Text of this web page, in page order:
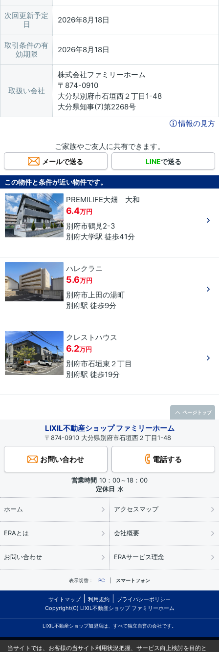
次回更新予定
日
2026年8月18日
取引条件の有
効期限
2026年8月18日
取扱い会社
株式会社ファミリーホーム
〒874-0910
大分県別府市石垣西２丁目1-48
大分県知事(7)第2268号
情報の見方
ご家族やご友人に共有できます。
メールで送る LINEで送る
この物件と条件が近い物件です。
PREMILIFE大畑 大和
6.4万円
別府市鶴見2-3
別府大学駅 徒歩41分
ハレクラニ
5.6万円
別府市上田の湯町
別府駅 徒歩9分
クレストハウス
6.2万円
別府市石垣東 ２丁目
別府駅 徒歩19分
LIXIL不動産ショップ ファミリーホーム
〒874-0910 大分県別府市石垣西２丁目1-48
お問い合わせ 電話する
営業時間 10：00～18：00
定休日 水
ホーム アクセスマップ
ERAとは 会社概要
お問い合わせ ERAサービス理念
表示切替： PC スマートフォン
サイトマップ 利用規約
プライバシーポリシー
Copyright(C) LIXIL不動産ショップ ファミリーホーム
LIXIL不動産ショップ加盟店は、すべて独立自営の会社です。
ページトップ
当サイトでは、お客様の当サイト利用状況把握、サービス向上検討を目的と